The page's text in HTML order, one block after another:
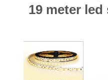
19 meter